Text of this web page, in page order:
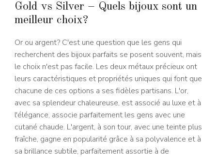
Gold vs Silver – Quels bijoux sont un
meilleur choix?
Or ou argent? C'est une question que les gens qui
recherchent des bijoux parfaits se posent souvent, mais
le choix n'est pas facile. Les deux métaux précieux ont
leurs caractéristiques et propriétés uniques qui font que
chacune de ces options a ses fidèles partisans. L'or,
avec sa splendeur chaleureuse, est associé au luxe et à
l'élégance, associe parfaitement les gens avec une
cutané chaude. L'argent, à son tour, avec une teinte plus
fraîche, gagne en popularité grâce à sa polyvalence et à
sa brillance subtile, parfaitement assortie à de